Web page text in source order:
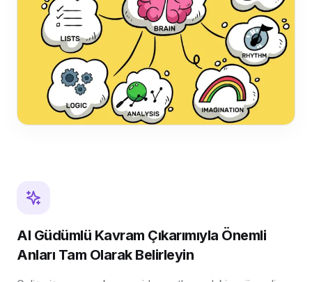
AI Güdümlü Kavram Çıkarımıyla Önemli
Anları Tam Olarak Belirleyin